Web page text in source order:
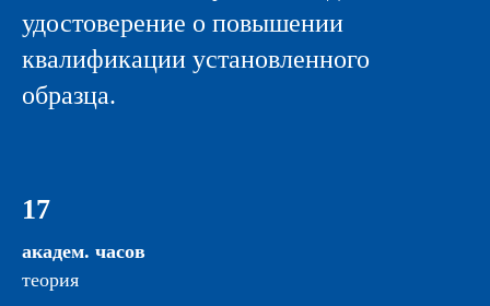
удостоверение о повышении
квалификации установленного
образца.
17
академ. часов
теория